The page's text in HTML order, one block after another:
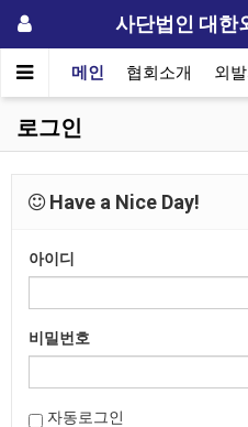
사단법인 대한
메인 협회소개 외
로그인
Have a Nice Day!
아이디
비밀번호
자동로그인